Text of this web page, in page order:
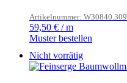
Artikelnummer: W30840.309
59,50 € /m
Muster bestellen
Nicht vorrätig